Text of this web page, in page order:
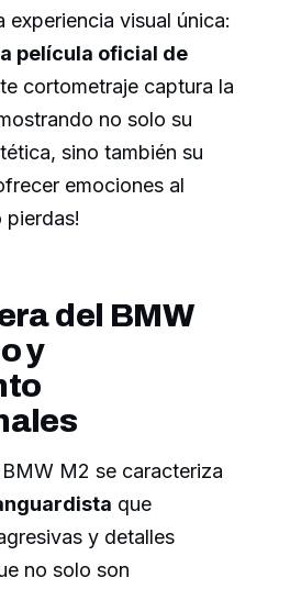
experiencia visual única:
película oficial de
cortometraje captura la
no solo su
sino también su
emociones al
pierdas!
del BMW
y
M2 se caracteriza
que
y detalles
no solo son